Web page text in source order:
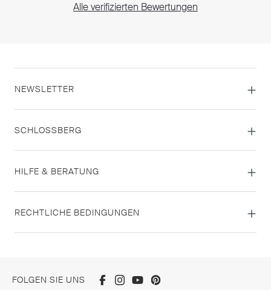
Alle verifizierten Bewertungen
NEWSLETTER
SCHLOSSBERG
HILFE & BERATUNG
RECHTLICHE BEDINGUNGEN
FOLGEN SIE UNS